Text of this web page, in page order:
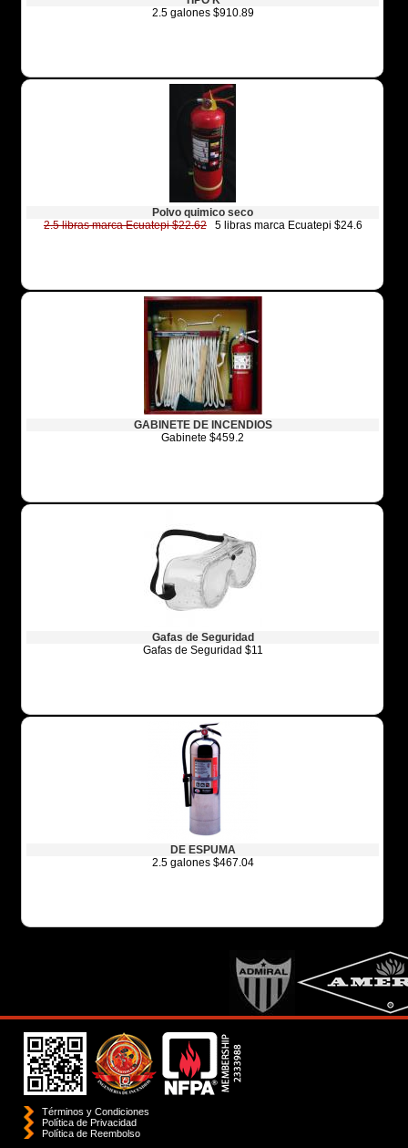
2.5 galones $910.89
Polvo quimico seco
2.5 libras marca Ecuatepi $22.625 libras marca Ecuatepi $24.6
GABINETE DE INCENDIOS
Gabinete $459.2
Gafas de Seguridad
Gafas de Seguridad $11
DE ESPUMA
2.5 galones $467.04
Términos y Condiciones
Política de Privacidad
Polí­tica de Reembolso